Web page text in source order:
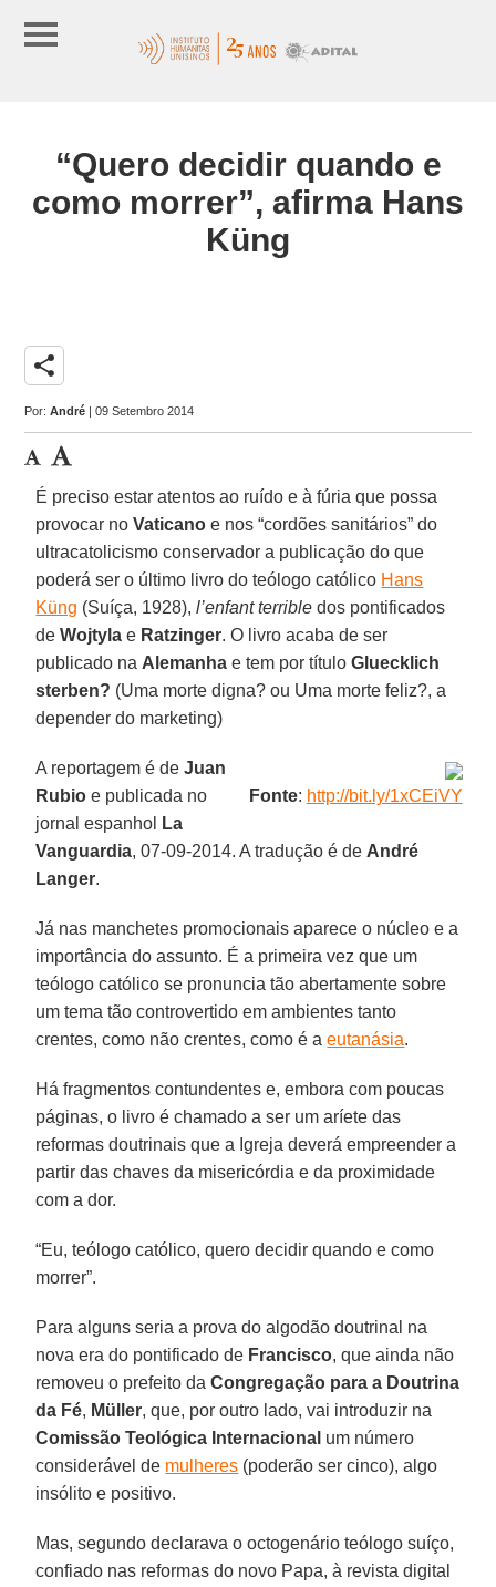
“Quero decidir quando e
como morrer”, afirma Hans
Küng
share
Por:André | 09 Setembro 2014
É preciso estar atentos ao ruído e à fúria que possa
provocar noVaticano e nos “cordões sanitários” do
ultracatolicismo conservador a publicação do que
poderá ser o último livro do teólogo católico Hans
Küng (Suíça, 1928),l’enfant terrible dos pontificados
deWojtyla e Ratzinger. O livro acaba de ser
publicado na Alemanha e tem por títuloGluecklich
sterben? (Uma morte digna? ou Uma morte feliz?, a
depender do marketing)
Fonte: http://bit.ly/1xCEiVY
A reportagem é deJuan
Rubio e publicada no
jornal espanhol
La
Vanguardia, 07-09-2014. A tradução é de André
Langer.
Já nas manchetes promocionais aparece o núcleo e a
importância do assunto. É a primeira vez que um
teólogo católico se pronuncia tão abertamente sobre
um tema tão controvertido em ambientes tanto
crentes, como não crentes, como é aeutanásia.
Há fragmentos contundentes e, embora com poucas
páginas, o livro é chamado a ser um aríete das
reformas doutrinais que a Igreja deverá empreender a
partir das chaves da misericórdia e da proximidade
com a dor.
“Eu, teólogo católico, quero decidir quando e como
morrer”.
Para alguns seria a prova do algodão doutrinal na
nova era do pontificado de Francisco, que ainda não
removeu o prefeito daCongregação para a Doutrina
da Fé, Müller, que, por outro lado, vai introduzir na
Comissão Teológica Internacional um número
considerável de mulheres (poderão ser cinco), algo
insólito e positivo.
Mas, segundo declarava o octogenário teólogo suíço,
confiado nas reformas do novo Papa, à revista digital